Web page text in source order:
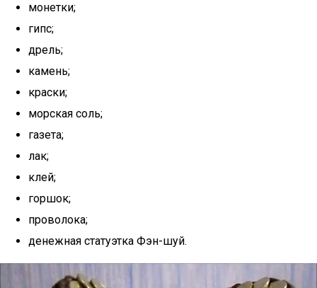
монетки;
гипс;
дрель;
камень;
краски;
морская соль;
газета;
лак;
клей;
горшок;
проволока;
денежная статуэтка Фэн-шуй.